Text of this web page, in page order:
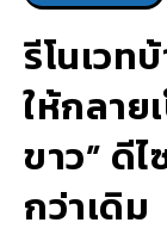
รีโนเวท
ให้กลาย
ขาว” ดี
กว่าเดิม